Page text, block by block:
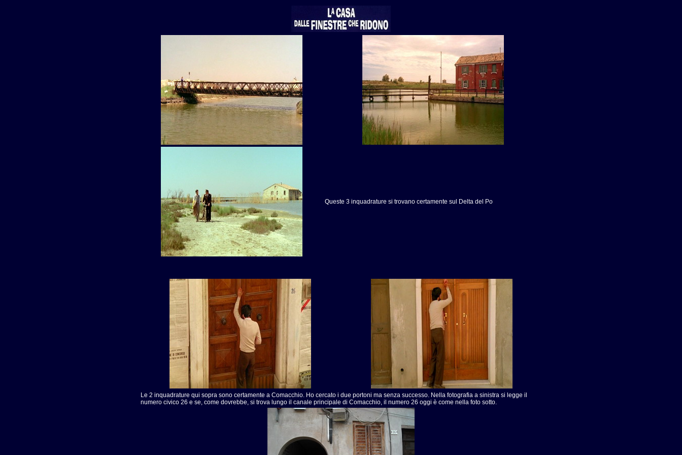
Queste 3 inquadrature si trovano certamente sul Delta del Po
Le 2 inquadrature qui sopra sono certamente a Comacchio. Ho cercato i due portoni ma senza successo. Nella fotografia a sinistra si legge il
numero civico 26 e se, come dovrebbe, si trova lungo il canale principale di Comacchio, il numero 26 oggi è come nella foto sotto.